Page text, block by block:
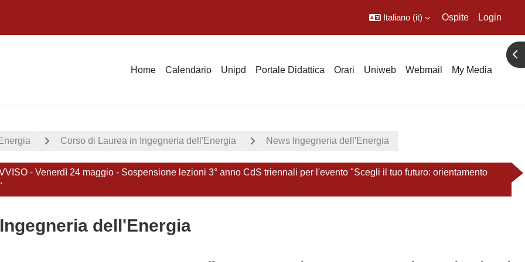
Italiano ‎(it)‎ Ospite Login
Home Calendario Unipd Portale Didattica Orari Uniweb Webmail My Media
Corso di Laurea in Ingegneria dell'Energia News Ingegneria dell'Energia
- Venerdì 24 maggio - Sospensione lezioni 3° anno CdS triennali per l'evento "Scegli il tuo futuro: orientamento
dell'Energia